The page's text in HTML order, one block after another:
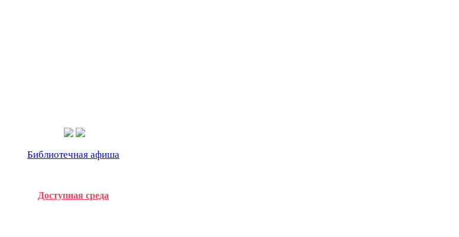
Библиотечная афиша
Доступная среда